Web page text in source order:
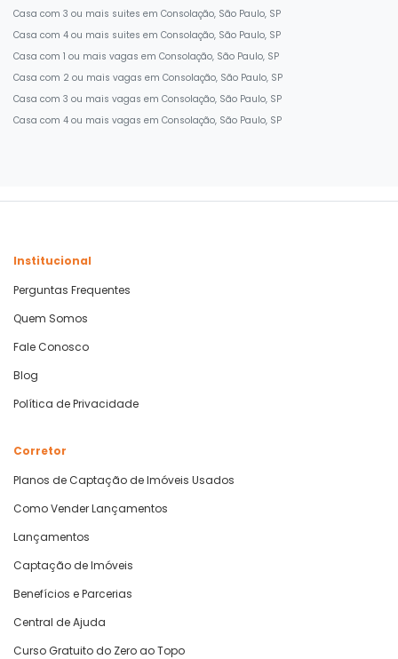
Casa com 3 ou mais suites em Consolação, São Paulo, SP
Casa com 4 ou mais suites em Consolação, São Paulo, SP
Casa com 1 ou mais vagas em Consolação, São Paulo, SP
Casa com 2 ou mais vagas em Consolação, São Paulo, SP
Casa com 3 ou mais vagas em Consolação, São Paulo, SP
Casa com 4 ou mais vagas em Consolação, São Paulo, SP
Institucional
Perguntas Frequentes
Quem Somos
Fale Conosco
Blog
Política de Privacidade
Corretor
Planos de Captação de Imóveis Usados
Como Vender Lançamentos
Lançamentos
Captação de Imóveis
Benefícios e Parcerias
Central de Ajuda
Curso Gratuito do Zero ao Topo